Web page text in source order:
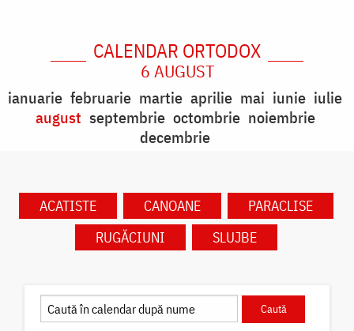
CALENDAR ORTODOX
6 AUGUST
ianuarie februarie martie aprilie mai iunie iulie
august septembrie octombrie noiembrie
decembrie
ACATISTE CANOANE
PARACLISE
RUGĂCIUNI
SLUJBE